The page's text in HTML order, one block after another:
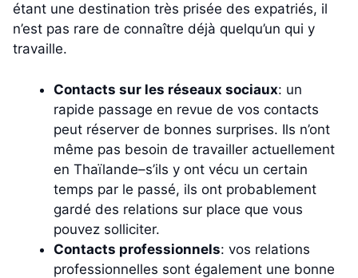
étant une destination très prisée des expatriés, il
n’est pas rare de connaître déjà quelqu’un qui y
travaille.
Contacts sur les réseaux sociaux: un
rapide passage en revue de vos contacts
peut réserver de bonnes surprises. Ils n’ont
même pas besoin de travailler actuellement
en Thaïlande–s’ils y ont vécu un certain
temps par le passé, ils ont probablement
gardé des relations sur place que vous
pouvez solliciter.
Contacts professionnels: vos relations
professionnelles sont également une bonne